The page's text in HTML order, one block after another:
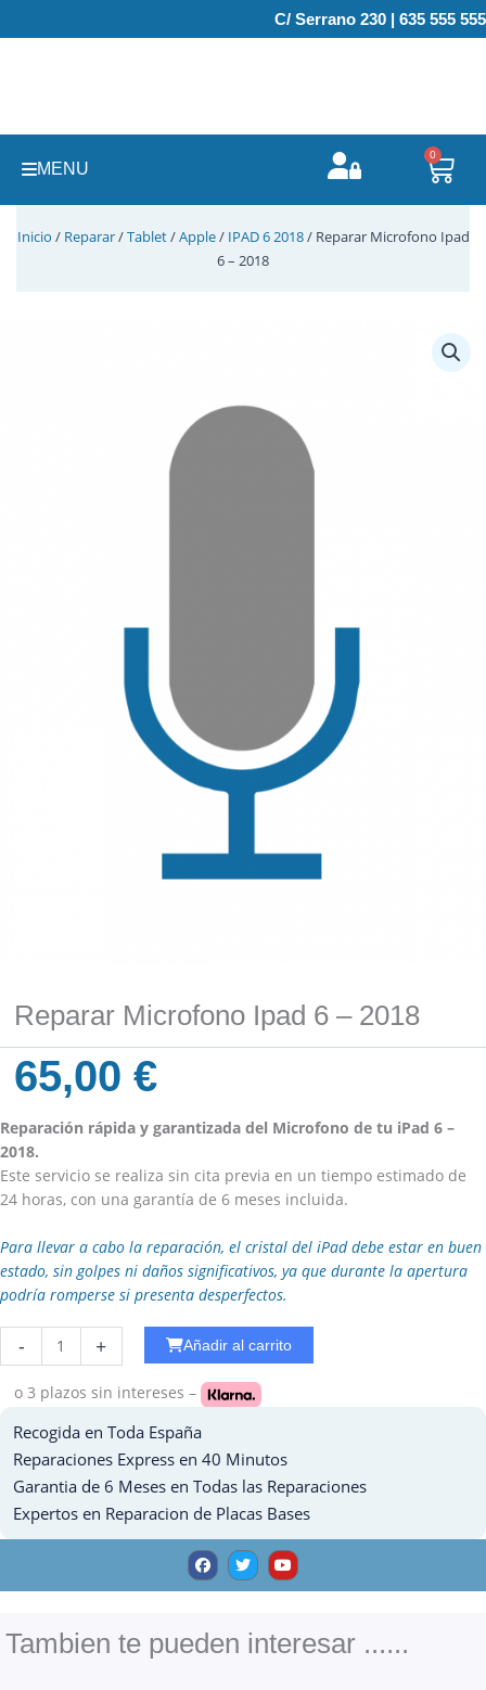
al
C/ Serrano 230 | 635 555 555
MENU
0
Inicio / Reparar/Tablet/Apple/ IPAD 6 2018/ Reparar Microfono Ipad
6 – 2018
Reparar Microfono Ipad 6 – 2018
65,00€
Reparación rápida y garantizada del Microfono de tu iPad 6 –
2018.
Este servicio se realiza sin cita previa en un tiempo estimado de
24 horas, con una garantía de 6 meses incluida.
Para llevar a cabo la reparación, el cristal del iPad debe estar en buen
estado, sin golpes ni daños significativos, ya que durante la apertura
podría romperse si presenta desperfectos.
-
WiFi
Ipad
cantidad
+ Añadir al carrito
o 3 plazos sin intereses –
Recogida en Toda España
Reparaciones Express en 40 Minutos
Garantia de 6 Meses en Todas las Reparaciones
Expertos en Reparacion de Placas Bases
F
a
c
e
o
k
T
w
i
t
Y
o
u
t
e
Tambien te pueden interesar ......